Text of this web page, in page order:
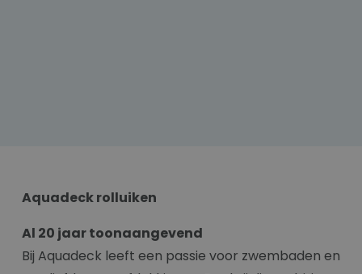
Aquadeck rolluiken
Al 20 jaar toonaangevend
Bij Aquadeck leeft een passie voor zwembaden en